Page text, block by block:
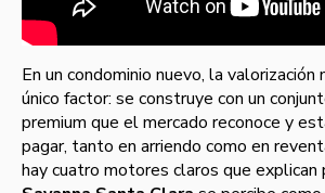
En un condominio nuevo, la valorización
único factor: se construye con un
premium que el mercado reconoce y
pagar, tanto en arriendo como en
hay cuatro motores claros que explican